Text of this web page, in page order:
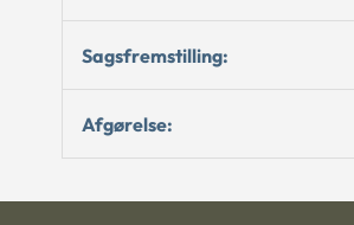
Sagsfremstilling:
Afgørelse: